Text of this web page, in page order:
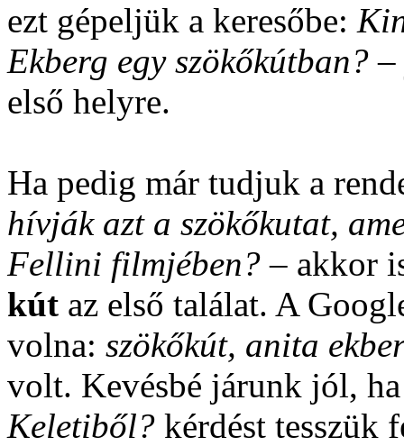
ezt gépeljük a keresőbe:
Ekberg egy szökőkútban? –
első helyre.
Ha pedig már tudjuk a
hívják azt a szökőkutat,
Fellini filmjében? – akkor
kút az első találat. A
volna: szökőkút, anita
volt. Kevésbé járunk jól,
Keletiből? kérdést tesszük